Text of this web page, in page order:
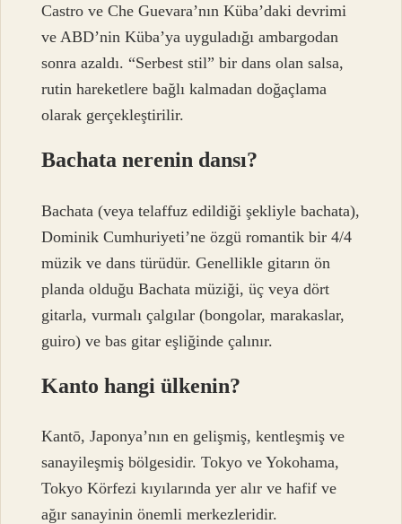
Castro ve Che Guevara’nın Küba’daki devrimi
ve ABD’nin Küba’ya uyguladığı ambargodan
sonra azaldı. “Serbest stil” bir dans olan salsa,
rutin hareketlere bağlı kalmadan doğaçlama
olarak gerçekleştirilir.
Bachata nerenin dansı?
Bachata (veya telaffuz edildiği şekliyle bachata),
Dominik Cumhuriyeti’ne özgü romantik bir 4/4
müzik ve dans türüdür. Genellikle gitarın ön
planda olduğu Bachata müziği, üç veya dört
gitarla, vurmalı çalgılar (bongolar, marakaslar,
guiro) ve bas gitar eşliğinde çalınır.
Kanto hangi ülkenin?
Kantō, Japonya’nın en gelişmiş, kentleşmiş ve
sanayileşmiş bölgesidir. Tokyo ve Yokohama,
Tokyo Körfezi kıyılarında yer alır ve hafif ve
ağır sanayinin önemli merkezleridir.